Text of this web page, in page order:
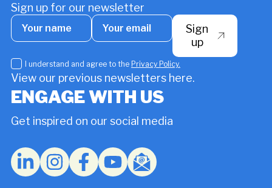
Sign up for our newsletter
Your
name
Your
email
*
I
understand
agree
the
Policy.
I understand and agree to the Privacy Policy.
Sign
up
View our previous newsletters here.
ENGAGE WITH US
Get inspired on our social media